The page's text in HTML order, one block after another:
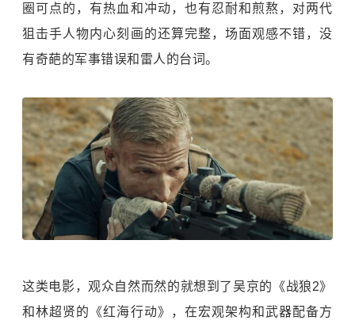
圈可点的，有热血和冲动，也有忍耐和煎熬，对两代
狙击手人物内心刻画的还算完整，场面观感不错，没
有奇葩的军事错误和雷人的台词。
这类电影，观众自然而然的就想到了吴京的《战狼2》
和林超贤的《红海行动》，在宏观架构和武器配备方